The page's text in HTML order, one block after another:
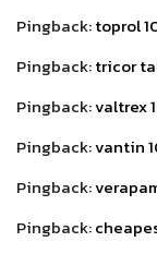
Pingback:toprol
Pingback:tricor
Pingback:valtrex
Pingback:vantin
Pingback:
Pingback: